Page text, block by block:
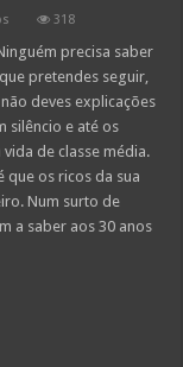
contes
nada
a
ninguém
e
sê
feliz
318
precisa saber
pretendes seguir,
deves explicações
silêncio e até os
de classe média.
que os ricos da sua
Num surto de
a saber aos 30 anos